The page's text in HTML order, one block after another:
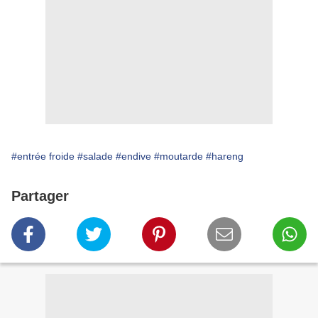
#entrée froide #salade #endive #moutarde #hareng
Partager